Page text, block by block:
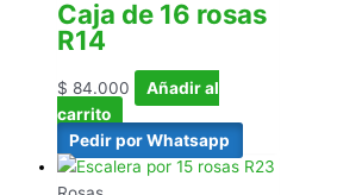
Caja de 16 rosas
R14
$ 84.000
Añadir al
carrito
Pedir por Whatsapp